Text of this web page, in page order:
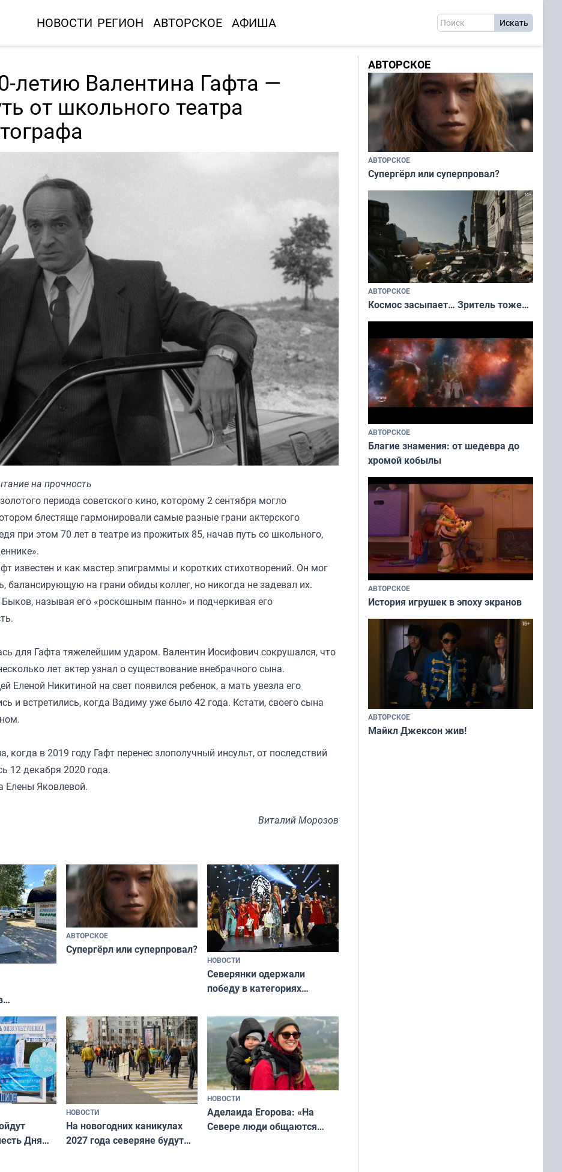
НОВОСТИ РЕГИОН АВТОРСКОЕ АФИША
летию Валентина Гафта —
от школьного театра
на прочность
периода советского кино, которому 2 сентября могло
блестяще гармонировали самые разные грани актерского
при этом 70 лет в театре из прожитых 85, начав путь со школьного,
известен и как мастер эпиграммы и коротких стихотворений. Он мог
балансирующую на грани обиды коллег, но никогда не задевал их.
называя его «роскошным панно» и подчеркивая его
для Гафта тяжелейшим ударом. Валентин Иосифович сокрушался, что
лет актер узнал о существование внебрачного сына.
Еленой Никитиной на свет появился ребенок, а мать увезла его
и встретились, когда Вадиму уже было 42 года. Кстати, своего сына
в 2019 году Гафт перенес злополучный инсульт, от последствий
12 декабря 2020 года.
Елены Яковлевой.
Виталий Морозов
АВТОРСКОЕ
Супергёрл или суперпровал?
НОВОСТИ
Северянки одержали
победу в категориях
«Мисс и Миссис Великая
Русь»
Дня
НОВОСТИ
На новогодних каникулах
2027 года северяне будут
НОВОСТИ
Аделаида Егорова: «На
Севере люди общаются
АВТОРСКОЕ
АВТОРСКОЕ
Супергёрл или суперпровал?
АВТОРСКОЕ
Космос засыпает… Зритель тоже…
АВТОРСКОЕ
Благие знамения: от шедевра до
хромой кобылы
АВТОРСКОЕ
История игрушек в эпоху экранов
АВТОРСКОЕ
Майкл Джексон жив!